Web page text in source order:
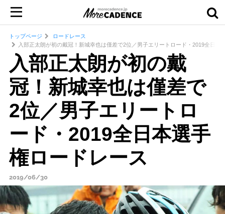
トップページ
ロードレース
入部正太朗が初の戴冠！新城幸也は僅差で2位／男子エリートロード・2019全日本
入部正太朗が初の戴
冠！新城幸也は僅差で
2位／男子エリートロ
ード・2019全日本選手
権ロードレース
2019/06/30